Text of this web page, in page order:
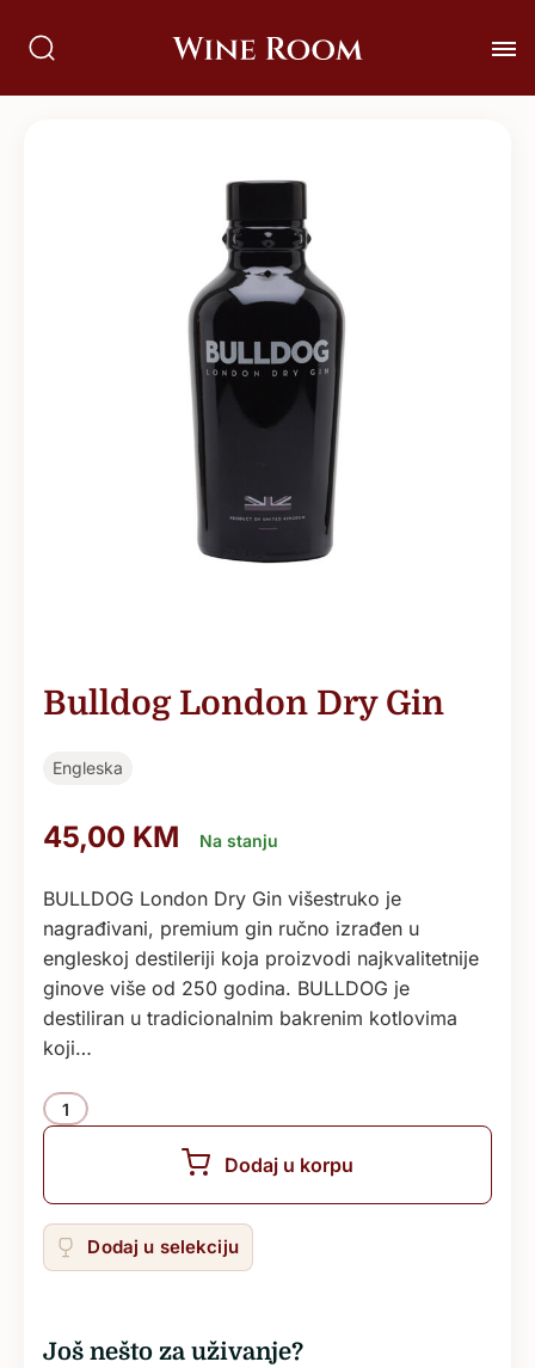
Bulldog London Dry Gin
Engleska
45,00 KM Na stanju
BULLDOG London Dry Gin višestruko je
nagrađivani, premium gin ručno izrađen u
engleskoj destileriji koja proizvodi najkvalitetnije
ginove više od 250 godina. BULLDOG je
destiliran u tradicionalnim bakrenim kotlovima
koji…
Količina
Dodaj u korpu
Dodaj u selekciju
Još nešto za uživanje?